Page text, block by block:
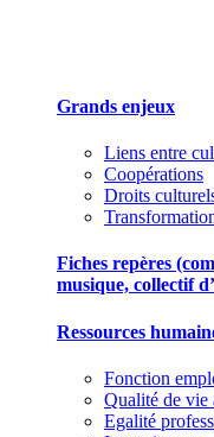
Grands enjeux
Liens entre
Coopérations
Droits
Fiches repères
musique, collectif
Ressources
Fonction
Qualité de vie
Egalité